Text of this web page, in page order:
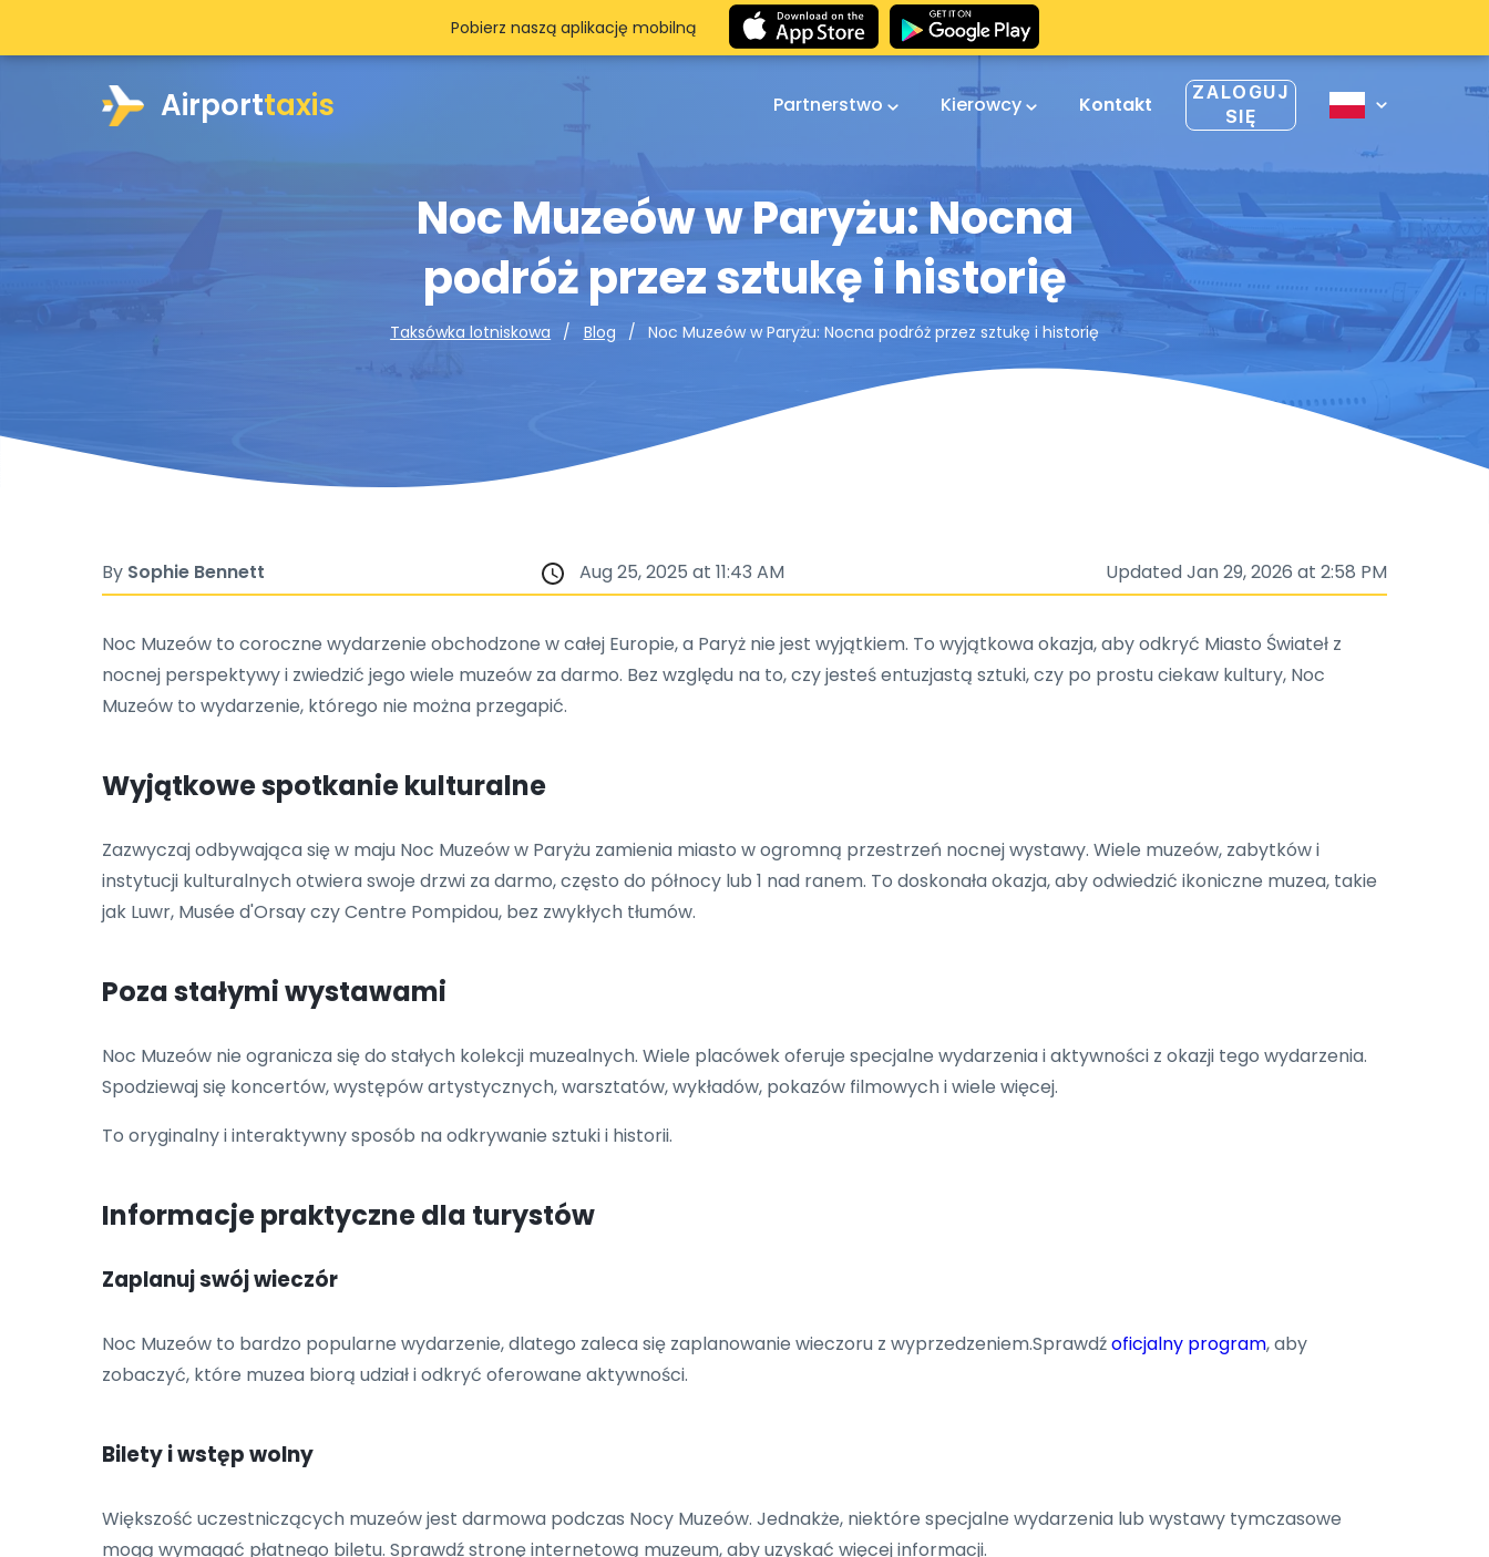
Airporttaxis Partnerstwo Kierowcy Kontakt
ZALOGUJ
SIĘ
Noc Muzeów w Paryżu: Nocna
podróż przez sztukę i historię
Taksówka lotniskowa Blog Noc Muzeów w Paryżu: Nocna podróż przez sztukę i historię
Pobierz naszą aplikację mobilną
By Sophie Bennett Aug 25, 2025 at 11:43 AM Updated Jan 29, 2026 at 2:58 PM
Noc Muzeów to coroczne wydarzenie obchodzone w całej Europie, a Paryż nie jest wyjątkiem. To wyjątkowa okazja, aby odkryć Miasto Świateł z
nocnej perspektywy i zwiedzić jego wiele muzeów za darmo. Bez względu na to, czy jesteś entuzjastą sztuki, czy po prostu ciekaw kultury, Noc
Muzeów to wydarzenie, którego nie można przegapić.
Wyjątkowe spotkanie kulturalne
Zazwyczaj odbywająca się w maju Noc Muzeów w Paryżu zamienia miasto w ogromną przestrzeń nocnej wystawy. Wiele muzeów, zabytków i
instytucji kulturalnych otwiera swoje drzwi za darmo, często do północy lub 1 nad ranem. To doskonała okazja, aby odwiedzić ikoniczne muzea, takie
jak Luwr, Musée d'Orsay czy Centre Pompidou, bez zwykłych tłumów.
Poza stałymi wystawami
Noc Muzeów nie ogranicza się do stałych kolekcji muzealnych. Wiele placówek oferuje specjalne wydarzenia i aktywności z okazji tego wydarzenia.
Spodziewaj się koncertów, występów artystycznych, warsztatów, wykładów, pokazów filmowych i wiele więcej.
To oryginalny i interaktywny sposób na odkrywanie sztuki i historii.
Informacje praktyczne dla turystów
Zaplanuj swój wieczór
Noc Muzeów to bardzo popularne wydarzenie, dlatego zaleca się zaplanowanie wieczoru z wyprzedzeniem.Sprawdźoficjalny program, aby
zobaczyć, które muzea biorą udział i odkryć oferowane aktywności.
Bilety i wstęp wolny
Większość uczestniczących muzeów jest darmowa podczas Nocy Muzeów. Jednakże, niektóre specjalne wydarzenia lub wystawy tymczasowe
mogą wymagać płatnego biletu. Sprawdź stronę internetową muzeum, aby uzyskać więcej informacji.